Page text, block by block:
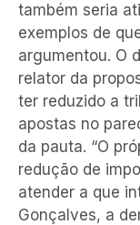
também seria
exemplos de
argumentou. O
relator da
ter reduzido a
apostas no
da pauta. “O
redução de
atender a que
Gonçalves, a